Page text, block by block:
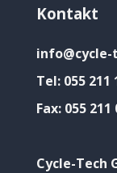
Kontakt
info@cycle-
Tel: 055 211
Fax: 055 211
Cycle-Tech